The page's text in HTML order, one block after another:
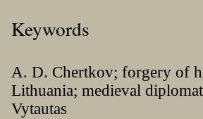
Keywords
A. D. Chertkov; forgery of
Lithuania; medieval
Vytautas